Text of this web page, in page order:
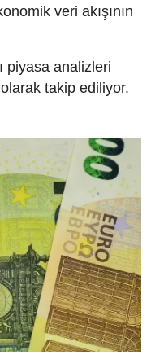
veri akışının
piyasa analizleri
takip ediliyor.